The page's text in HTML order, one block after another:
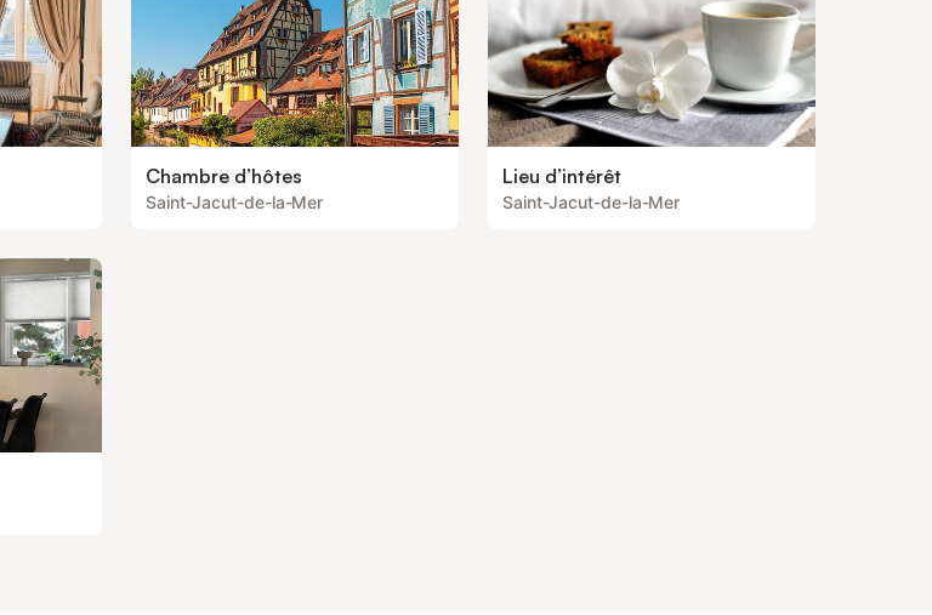
Chambre d’hôtes
Saint-Jacut-de-la-Mer
Lieu d’intérêt
Saint-Jacut-de-la-Mer